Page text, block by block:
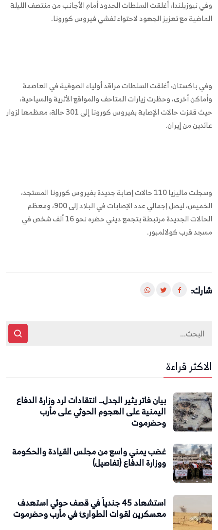
وفي نيوزيلندا، أغلقت السلطات الحدود أمام الأجانب من منتصف الليلة
الماضية مع تعزيز الجهود لاحتواء تفشي فيروس كورونا.
وفي باكستان، أغلقت السلطات مراقد أولياء الصوفية في العاصمة
وأماكن أخرى، وحظرت زيارات المتاحف والمواقع الأثرية والسياحية،
حيث قفزت حالات الإصابة بفيروس كورونا إلى 301 حالة، معظمها لزوار
عائدين من إيران.
وسجلت ماليزيا 110 حالات إصابة جديدة بفيروس كورونا المستجد،
الخميس، ليصل إجمالي عدد الإصابات في البلاد إلى 900، ومعظم
الحالات الجديدة مرتبطة بتجمع ديني حضره نحو 16 ألف شخص في
مسجد قرب كولالمبور.
شارك:
الاكثر قراءة
بيان فاتر يثير الجدل.. انتقادات لرد وزارة الدفاع
اليمنية على الهجوم الحوثي على مأرب
وحضرموت
غضب يمني واسع من مجلس القيادة والحكومة
ووزارة الدفاع (تفاصيل)
استشهاد 45 جندياً في قصف حوثي استهدف
معسكرين لقوات الطوارئ في مأرب وحضرموت